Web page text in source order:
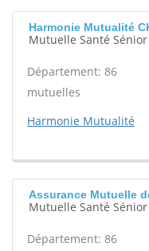
Harmonie Mutualité
Mutuelle Santé Sénior
Département: 86
mutuelles
Harmonie Mutualité
Assurance Mutuelle
Mutuelle Santé Sénior
Département: 86